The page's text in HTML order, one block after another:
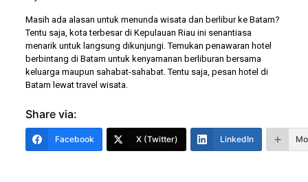
Masih ada alasan untuk menunda wisata dan berlibur ke Batam?
Tentu saja, kota terbesar di Kepulauan Riau ini senantiasa
menarik untuk langsung dikunjungi. Temukan penawaran hotel
berbintang di Batam untuk kenyamanan berliburan bersama
keluarga maupun sahabat-sahabat. Tentu saja, pesan hotel di
Batam lewat travel wisata.
Share via:
Facebook X (Twitter) LinkedIn